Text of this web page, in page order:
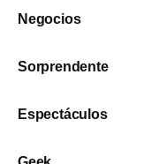
Negocios
Sorprendente
Espectáculos